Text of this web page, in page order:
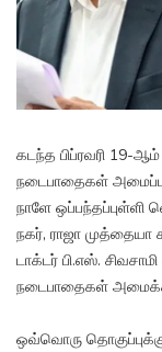
கடந்த பிப்ரவரி 19-
நடைபாதைகள்
நாளே ஒப்பந்தப்புள்ளி
நகர், ராஜா முத்தையா
டாக்டர் பி.எஸ்.
நடைபாதைகள் அமைக்க
ஒவ்வொரு